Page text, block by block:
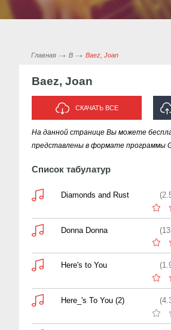
Главная B Baez, Joan
Baez, Joan
СКАЧАТЬ ВСЕ
На данной странице Вы можете
представлены в формате программы
Список табулатур
Diamonds and Rust
Donna Donna
Here's to You
Here_'s To You (2)